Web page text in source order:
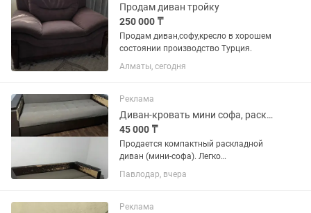
Продам диван тройку
250 000 ₸
Продам диван,софу,кресло в хорошем
состоянии производство Турция.
Алматы, сегодня
Реклама
Диван-кровать мини софа, раскладной, компактный
45 000 ₸
Продается компактный раскладной
диван (мини-софа). Легко
раскладывается в спальное место.
Подойдет для небольшой комнаты,
Обивка в хорошем состоянии,
Павлодар, вчера
Реклама